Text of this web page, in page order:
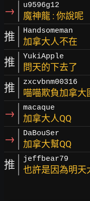
→ u9596g12
魔神龍 : 你說呢
推 Handsomeman
加拿大人不在
推 YukiApple
問天的下去了
推 zxcvbnm00316
喵喵欺負加拿大
→ macaque
加拿大人QQ
→ DaBouSer
加拿大幫QQ
推 jeffbear79
也許是因為明天